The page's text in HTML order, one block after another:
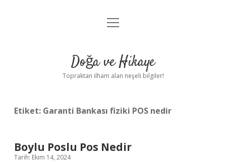
Anasayfa
Yasal Uyarı
menüyü
Doğa ve Hikaye
Topraktan ilham alan neşeli bilgiler!
Etiket: Garanti Bankası fiziki POS nedir
Boylu Poslu Pos Nedir
Tarih: Ekim 14, 2024